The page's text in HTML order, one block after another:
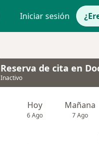
Iniciar sesión
Reserva de cita en
Inactivo
Hoy
6 Ago
Mañana
7 Ago